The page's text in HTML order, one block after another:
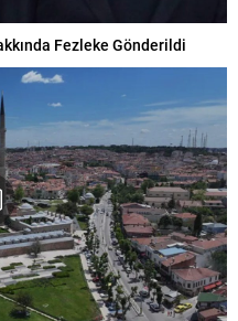
Fezleke Gönderildi